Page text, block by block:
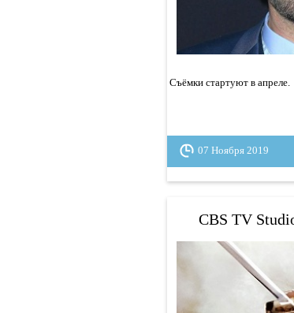
Съёмки стартуют в апреле.
07 Ноября 2019
CBS TV